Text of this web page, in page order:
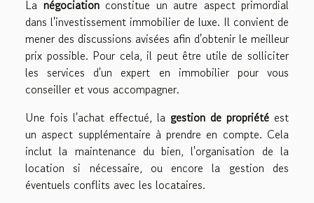
La négociationconstitue un autre aspect primordial
dans l'investissement immobilier de luxe. Il convient de
mener des discussions avisées afin d'obtenir le meilleur
prix possible. Pour cela, il peut être utile de solliciter
les services d'un expert en immobilier pour vous
conseiller et vous accompagner.
Une fois l'achat effectué, la gestion de propriété est
un aspect supplémentaire à prendre en compte. Cela
inclut la maintenance du bien, l'organisation de la
location si nécessaire, ou encore la gestion des
éventuels conflits avec les locataires.